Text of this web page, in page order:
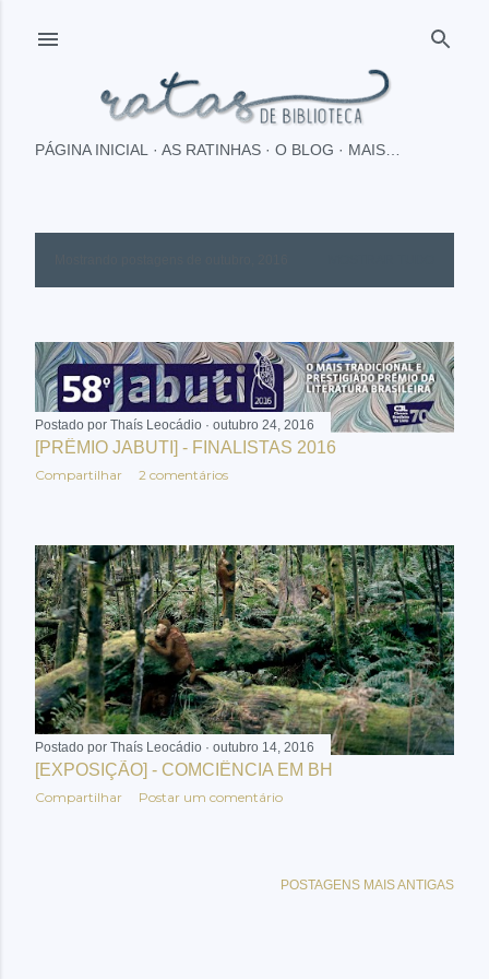
PÁGINA INICIAL AS RATINHAS O BLOG MAIS…
P
s
t
a
g
n
s
Postado por Thaís Leocádio outubro 24, 2016
[PRÊMIO JABUTI] - FINALISTAS 2016
Compartilhar 2 comentários
Postado por Thaís Leocádio outubro 14, 2016
[EXPOSIÇÃO] - COMCIÊNCIA EM BH
Compartilhar Postar um comentário
POSTAGENS MAIS ANTIGAS